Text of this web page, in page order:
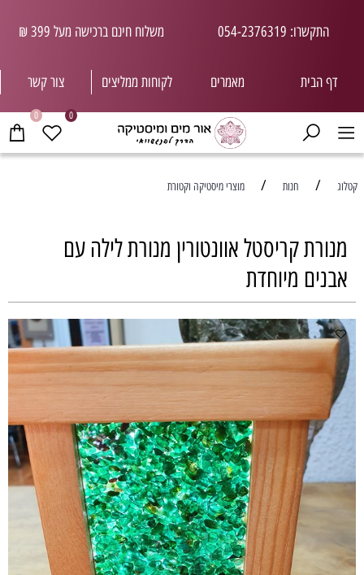
התקשרו: 054-2376319 משלוח חינם ברכישה מעל 399 ₪
דף הבית מאמרים לקוחות ממליצים צור קשר
0 0
קטלוג / חנות / מוצרי מיסטיקה וקטורת
מנורת קריסטל אוונטורין מנורת לילה עם
אבנים מיוחדת